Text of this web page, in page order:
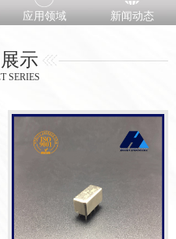
应用领域 新闻动态
示
SERIES